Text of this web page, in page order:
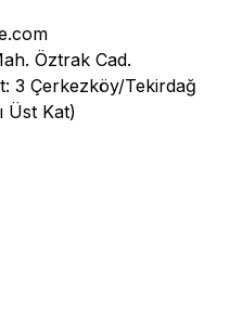
Öztrak Cad.
3 Çerkezköy/Tekirdağ
Üst Kat)